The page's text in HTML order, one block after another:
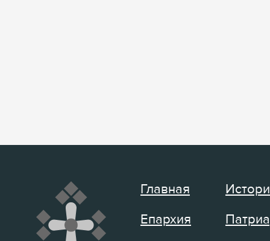
Главная
Епархия